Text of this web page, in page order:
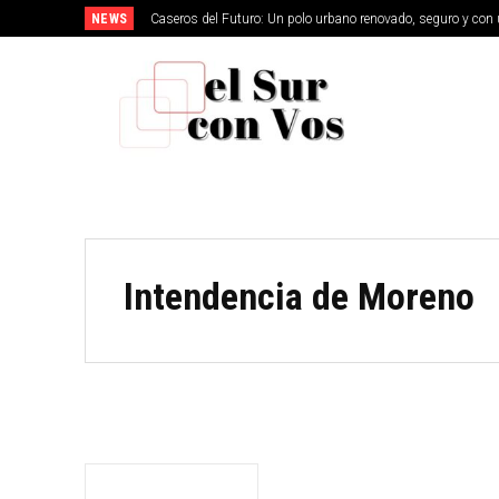
NEWS Caseros del Futuro: Un polo urbano renovado, seguro y
Intendencia de Moreno